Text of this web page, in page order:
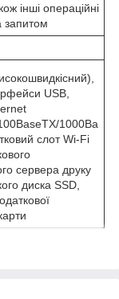
інші операційні
запитом
USB,
1000Ba
слот Wi-Fi
сервера друку
диска SSD,